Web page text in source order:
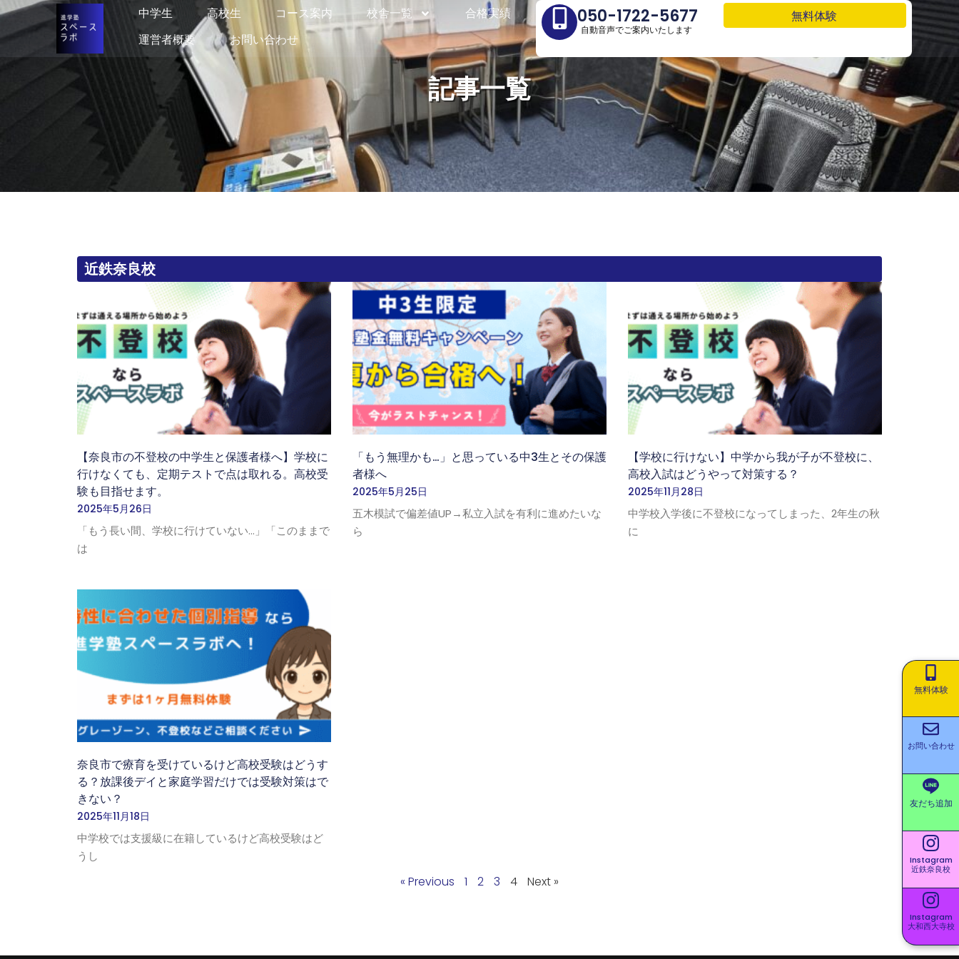
中学生 高校生 コース案内 校舎一覧
合格実績
運営者概要
お問い合わせ
050-1722-5677
自動音声でご案内いたします
無料体験
中学生 高校生 コース案内 校舎一覧
合格実績
運営者概要
お問い合わせ
050-1722-5677
自動音声でご案内いたします 無料体験
無料体験
お問い合わせ
友だち追加
Instagram
近鉄奈良校
Instagram
大和西大寺校
記事一覧
近鉄奈良校
【奈良市の不登校の中学生と保護者様へ】学校に
行けなくても、定期テストで点は取れる。高校受
験も目指せます。
2025年5月26日
「もう長い間、学校に行けていない…」「このままで
は
「もう無理かも…」と思っている中3生とその保護
者様へ
2025年5月25日
五木模試で偏差値UP→私立入試を有利に進めたいな
ら
【学校に行けない】中学から我が子が不登校に、
高校入試はどうやって対策する？
2025年11月28日
中学校入学後に不登校になってしまった、2年生の秋
に
奈良市で療育を受けているけど高校受験はどうす
る？放課後デイと家庭学習だけでは受験対策はで
きない？
2025年11月18日
中学校では支援級に在籍しているけど高校受験はど
うし
« Previous 1 2 3 4 Next »